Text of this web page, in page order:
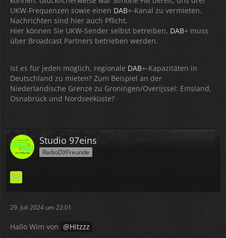
Die Kosten sind so hoch das man viel Werbung schalten
muss und viele Hörer haben muss damit man überleben
kann.
UKW-Frequenzen sowie einen DAB+-Kanal zu vermieten.
Nachrichten sind hier auch Pflicht.
Hier können Sie UKW-Sender selbst betreiben, DAB+ muss
über Broadcast Partners betrieben werden.
Ist es für jeden möglich, regionale DAB+-Kapazitäten in
Deutschland zu mieten? Zum Beispiel an der
Niederlandische Grenze zu Groningen/Overijssel: Emsland,
Osnabrück und Nordseeküste?
Studio 97eins
RadioDXFreunde
29. Juli 2024 um 22:01
Hallo Wim von
Hitzzz